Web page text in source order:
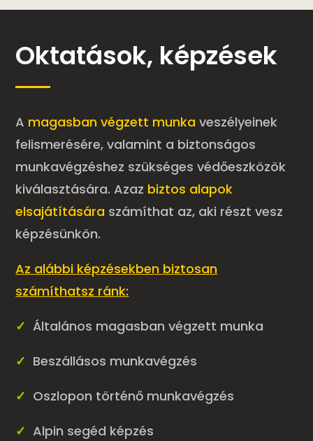
Oktatások, képzések
A magasban végzett munka veszélyeinek
felismerésére, valamint a biztonságos
munkavégzéshez szükséges védőeszközök
kiválasztására. Azaz biztos alapok
elsajátítására számíthat az, aki részt vesz
képzésünkön.
Az alábbi képzésekben biztosan
számíthatsz ránk:
✓ Általános magasban végzett munka
✓ Beszállásos munkavégzés
✓ Oszlopon történő munkavégzés
✓ Alpin segéd képzés